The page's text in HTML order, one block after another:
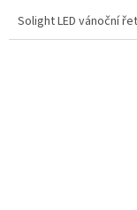
Solight LED vánoční